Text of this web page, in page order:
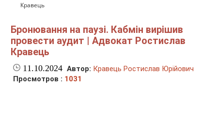
Кравець
Бронювання на паузі. Кабмін вирішив
провести аудит | Адвокат Ростислав
Кравець
11.10.2024 Автор: Кравець Ростислав Юрійович
Просмотров : 1031